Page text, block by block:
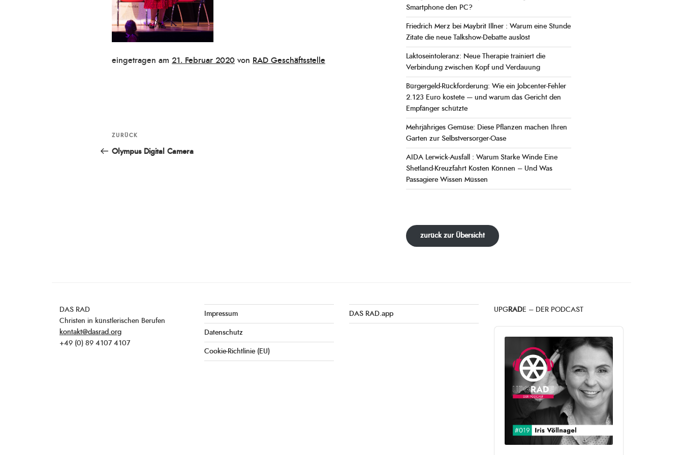
eingetragen am Veröffentlicht
21. Februar 2020 von RAD Geschäftsstelle
Beitragsnavigation
Vorheriger
Beitrag
ZURÜCK
Olympus Digital Camera
Smartphone den PC?
Friedrich Merz bei Maybrit Illner : Warum eine Stunde
Zitate die neue Talkshow-Debatte auslöst
Laktoseintoleranz: Neue Therapie trainiert die
Verbindung zwischen Kopf und Verdauung
Bürgergeld-Rückforderung: Wie ein Jobcenter-Fehler
2.123 Euro kostete — und warum das Gericht den
Empfänger schützte
Mehrjähriges Gemüse: Diese Pflanzen machen Ihren
Garten zur Selbstversorger-Oase
AIDA Lerwick-Ausfall : Warum Starke Winde Eine
Shetland-Kreuzfahrt Kosten Können – Und Was
Passagiere Wissen Müssen
zurück zur Übersicht
DAS RAD
Christen in künstlerischen Berufen
kontakt@dasrad.org
+49 (0) 89 4107 4107
Impressum
Datenschutz
Cookie-Richtlinie (EU)
DAS RAD.app
UPG RADE – DER PODCAST
Audio
Player